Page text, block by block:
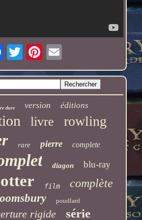
dure version éditions
livre rowling
rare pierre complete
diagon blu-ray
film complète
poudlard
rigide série